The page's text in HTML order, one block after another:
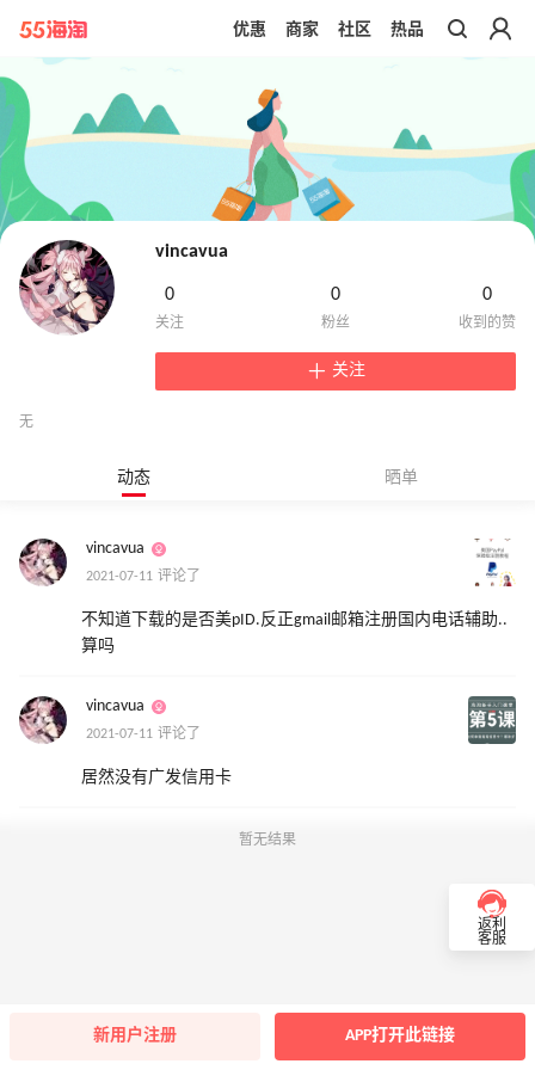
带你去官网买正品
优惠 商家 社区 热品
vincavua
0 0 0
关注
无
动态 晒单
vincavua
2021-07-11 评论了
不知道下载的是否美pID.反正gmail邮箱注册国内电话辅助..
算吗
vincavua
2021-07-11 评论了
居然没有广发信用卡
暂无结果
返利
客服
新用户注册 APP打开此链接